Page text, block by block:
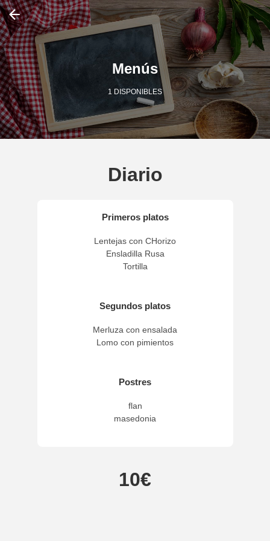
Menús
1 DISPONIBLES
Diario
Primeros platos
Lentejas con CHorizo
Ensladilla Rusa
Tortilla
Segundos platos
Merluza con ensalada
Lomo con pimientos
Postres
flan
masedonia
10€